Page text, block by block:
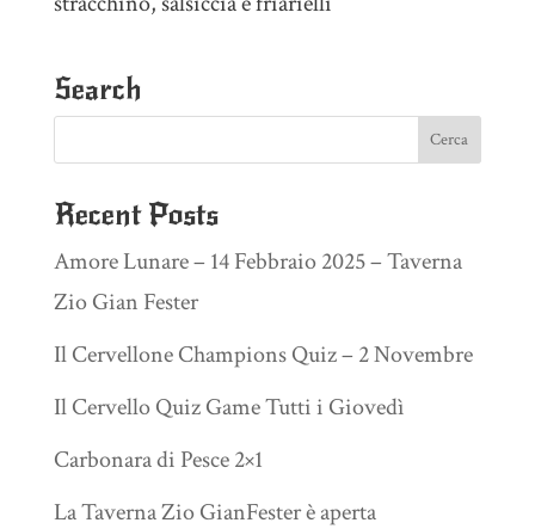
Search
Recent Posts
Amore Lunare – 14 Febbraio 2025 – Taverna
Zio Gian Fester
Il Cervellone Champions Quiz – 2 Novembre
Il Cervello Quiz Game Tutti i Giovedì
Carbonara di Pesce 2×1
La Taverna Zio GianFester è aperta